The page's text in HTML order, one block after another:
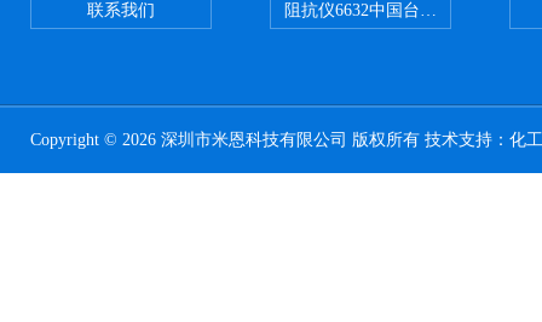
联系我们 阻抗仪6632中国台湾益和
Copyright © 2026 深圳市米恩科技有限公司 版权所有 技术支持： 化